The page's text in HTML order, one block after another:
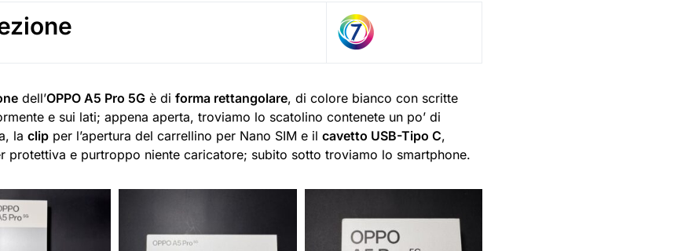
dell’OPPO A5 Pro 5G è di forma rettangolare, di colore bianco con scritte
e sui lati; appena aperta, troviamo lo scatolino contenete un po’ di
la clip per l’apertura del carrellino per Nano SIM e il cavetto USB-Tipo C,
protettiva e purtroppo niente caricatore; subito sotto troviamo lo smartphone.